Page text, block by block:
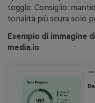
toggle. Consiglio:
tonalità più scura solo
Esempio di immagine
media.io